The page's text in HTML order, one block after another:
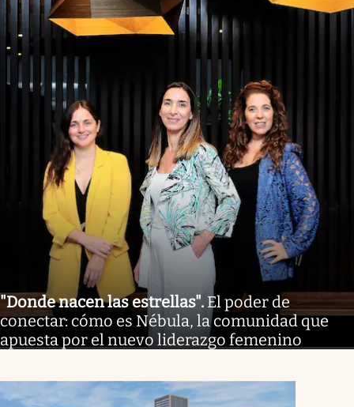
"Donde nacen las estrellas". El poder de
conectar: cómo es Nébula, la comunidad que
apuesta por el nuevo liderazgo femenino